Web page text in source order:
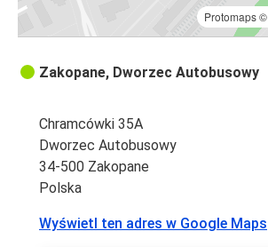
Protomaps©
Zakopane, Dworzec Autobusowy
Chramcówki 35A
Dworzec Autobusowy
34-500 Zakopane
Polska
Wyświetl ten adres w Google Maps